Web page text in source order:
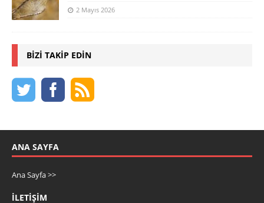
2 Mayıs 2026
BIZI TAKIP EDIN
ANA SAYFA
Ana Sayfa >>
İLETIŞIM